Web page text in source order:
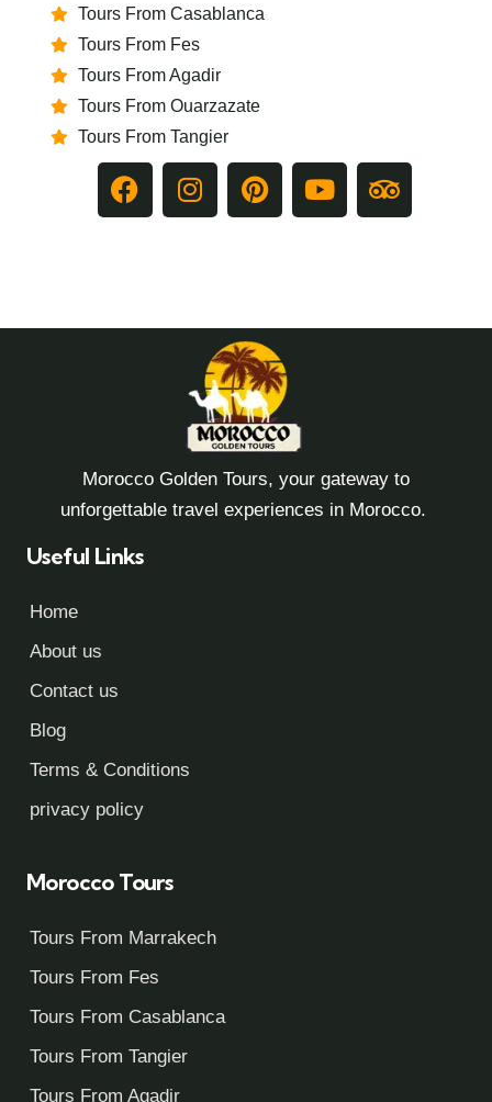
Tours From Casablanca
Tours From Fes
Tours From Agadir
Tours From Ouarzazate
Tours From Tangier
Morocco Golden Tours, your gateway to
unforgettable travel experiences in Morocco.
Useful Links
Home
About us
Contact us
Blog
Terms & Conditions
privacy policy
Morocco Tours
Tours From Marrakech
Tours From Fes
Tours From Casablanca
Tours From Tangier
Tours From Agadir